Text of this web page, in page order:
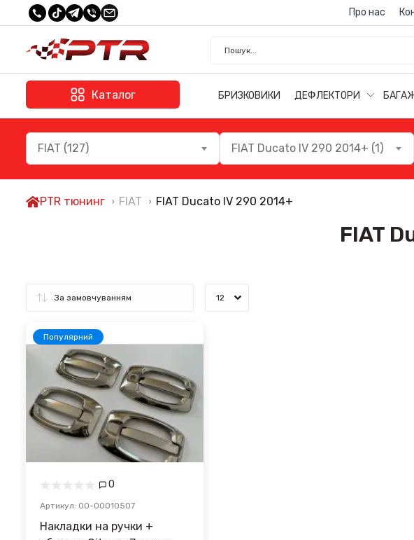
Про нас
Каталог БРИЗКОВИКИ ДЕФЛЕКТОРИ
FIAT (127) FIAT Ducato IV 290 2014+ (1)
PTR тюнинг FIAT FIAT Ducato IV 290 2014+
FIAT
Популярний
0
Артикул: 00-00010507
Накладки на ручки +